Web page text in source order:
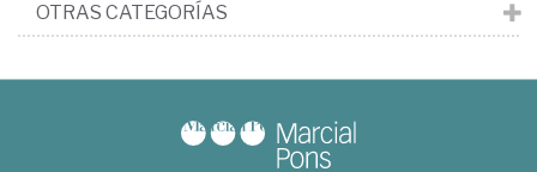
OTRAS CATEGORÍAS